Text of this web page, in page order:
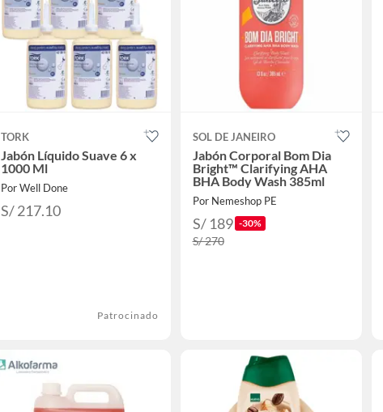
TORK
Jabón Líquido Suave 6 x
1000 Ml
Por Well Done
S/ 217.10
Patrocinado
SOL DE JANEIRO
Jabón Corporal Bom Dia
Bright™ Clarifying AHA
BHA Body Wash 385ml
Por Nemeshop PE
S/ 189 -30%
S/ 270